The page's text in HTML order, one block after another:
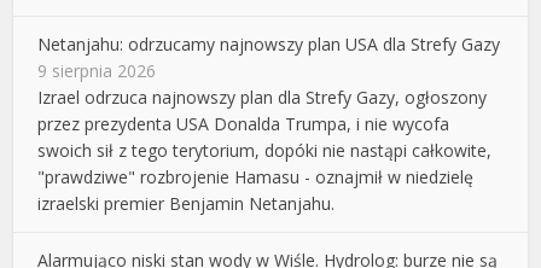
Netanjahu: odrzucamy najnowszy plan USA dla Strefy Gazy
9 sierpnia 2026
Izrael odrzuca najnowszy plan dla Strefy Gazy, ogłoszony
przez prezydenta USA Donalda Trumpa, i nie wycofa
swoich sił z tego terytorium, dopóki nie nastąpi całkowite,
"prawdziwe" rozbrojenie Hamasu - oznajmił w niedzielę
izraelski premier Benjamin Netanjahu.
Alarmująco niski stan wody w Wiśle. Hydrolog: burze nie są